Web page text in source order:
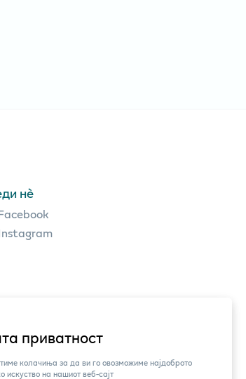
приватност
колачиња за да ви го овозможиме најдоброто
искуство на нашиот веб-сајт
нè